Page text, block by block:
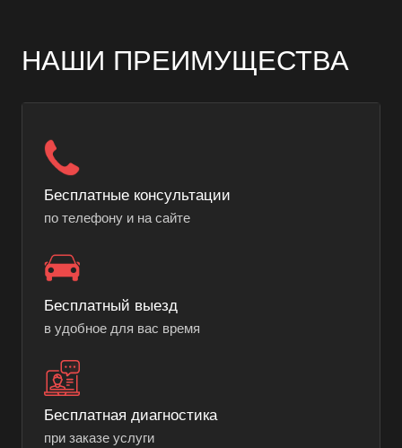
НАШИ ПРЕИМУЩЕСТВА
Бесплатные консультации
по телефону и на сайте
Бесплатный выезд
в удобное для вас время
Бесплатная диагностика
при заказе услуги